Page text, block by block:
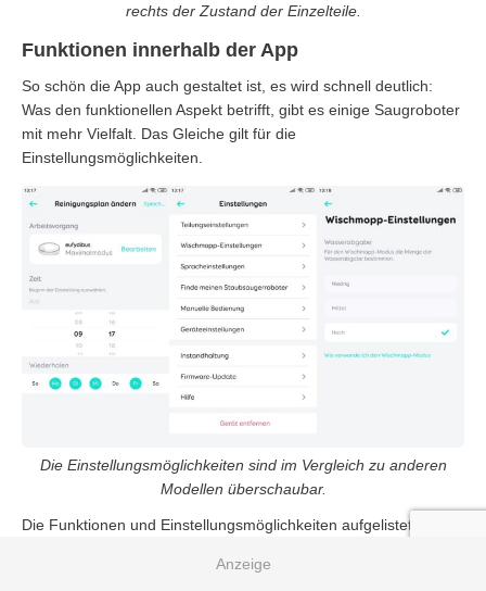
rechts der Zustand der Einzelteile.
Funktionen innerhalb der App
So schön die App auch gestaltet ist, es wird schnell deutlich:
Was den funktionellen Aspekt betrifft, gibt es einige Saugroboter
mit mehr Vielfalt. Das Gleiche gilt für die
Einstellungsmöglichkeiten.
Die Einstellungsmöglichkeiten sind im Vergleich zu anderen
Modellen überschaubar.
Die Funktionen und Einstellungsmöglichkeiten aufgelistet:
(Leise, Standard, Turbo,